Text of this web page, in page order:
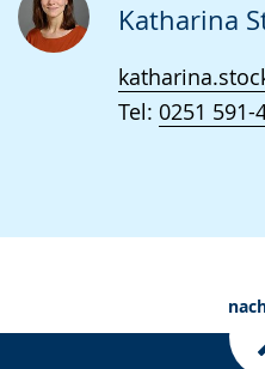
Katharina
Tel: 0251 591-